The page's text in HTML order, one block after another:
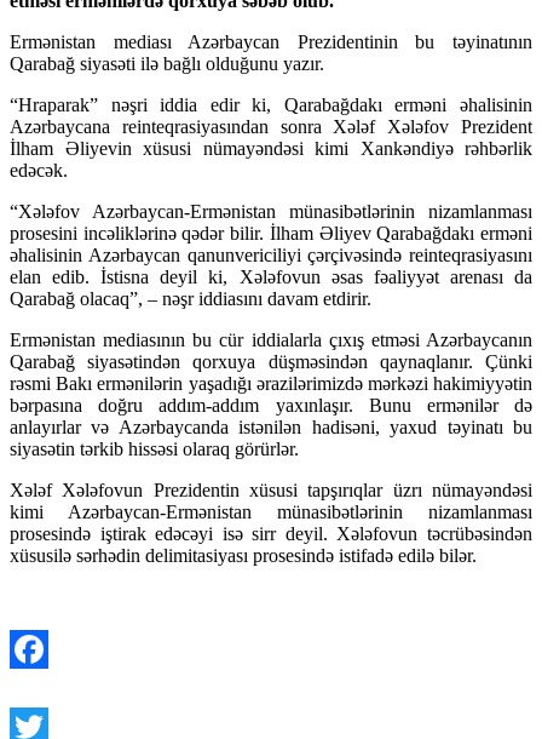
Ermənistan mediası Azərbaycan Prezidentinin bu təyinatının
Qarabağ siyasəti ilə bağlı olduğunu yazır.
“Hraparak” nəşri iddia edir ki, Qarabağdakı erməni əhalisinin
Azərbaycana reinteqrasiyasından sonra Xələf Xələfov Prezident
İlham Əliyevin xüsusi nümayəndəsi kimi Xankəndiyə rəhbərlik
edəcək.
“Xələfov Azərbaycan-Ermənistan münasibətlərinin nizamlanması
prosesini incəliklərinə qədər bilir. İlham Əliyev Qarabağdakı erməni
əhalisinin Azərbaycan qanunvericiliyi çərçivəsində reinteqrasiyasını
elan edib. İstisna deyil ki, Xələfovun əsas fəaliyyət arenası da
Qarabağ olacaq”, – nəşr iddiasını davam etdirir.
Ermənistan mediasının bu cür iddialarla çıxış etməsi Azərbaycanın
Qarabağ siyasətindən qorxuya düşməsindən qaynaqlanır. Çünki
rəsmi Bakı ermənilərin yaşadığı ərazilərimizdə mərkəzi hakimiyyətin
bərpasına doğru addım-addım yaxınlaşır. Bunu ermənilər də
anlayırlar və Azərbaycanda istənilən hadisəni, yaxud təyinatı bu
siyasətin tərkib hissəsi olaraq görürlər.
Xələf Xələfovun Prezidentin xüsusi tapşırıqlar üzrı nümayəndəsi
kimi Azərbaycan-Ermənistan münasibətlərinin nizamlanması
prosesində iştirak edəcəyi isə sirr deyil. Xələfovun təcrübəsindən
xüsusilə sərhədin delimitasiyası prosesində istifadə edilə bilər.